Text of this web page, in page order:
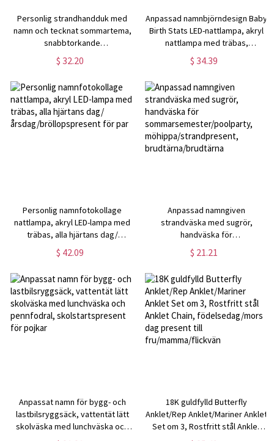
Personlig strandhandduk med
namn och tecknat sommartema,
snabbtorkande
mikrofiberhandduk,
semester-/strand-/poolfestfavör,
present till barn/pojkar/flickor
$ 32.20
Anpassad namnbjörndesign Baby
Birth Stats LED-nattlampa, akryl
nattlampa med träbas,
barnrumsdekor,
babyshower/födelsedagspresent
$ 34.39
Personlig namnfotokollage
nattlampa, akryl LED-lampa med
träbas, alla hjärtans dag/
årsdag/bröllopspresent för par
$ 42.09
Anpassad namngiven
strandväska med sugrör,
handväska för
sommarsemester/poolparty,
möhippa/strandpresent,
$ 21.21
Anpassat namn för bygg- och
lastbilsryggsäck, vattentät lätt
skolväska med lunchväska och
pennfodral, skolstartspresent
18K guldfylld Butterfly
Anklet/Rep Anklet/Mariner Anklet
Set om 3, Rostfritt stål Anklet
Chain, födelsedag/mors dag